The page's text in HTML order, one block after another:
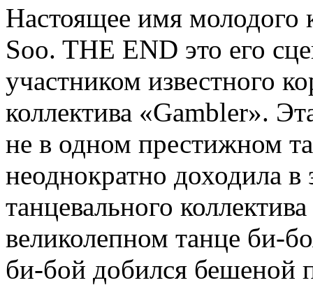
Настоящее имя молодого
Soo. THE END это его
участником известного
коллектива «Gambler».
не в одном престижном
неоднократно доходила
танцевального
великолепном танце би-
би-бой добился бешеной